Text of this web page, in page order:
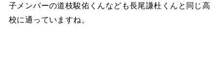
子メンバーの道枝駿佑くんなども長尾謙杜くんと同じ高
校に通っていますね。